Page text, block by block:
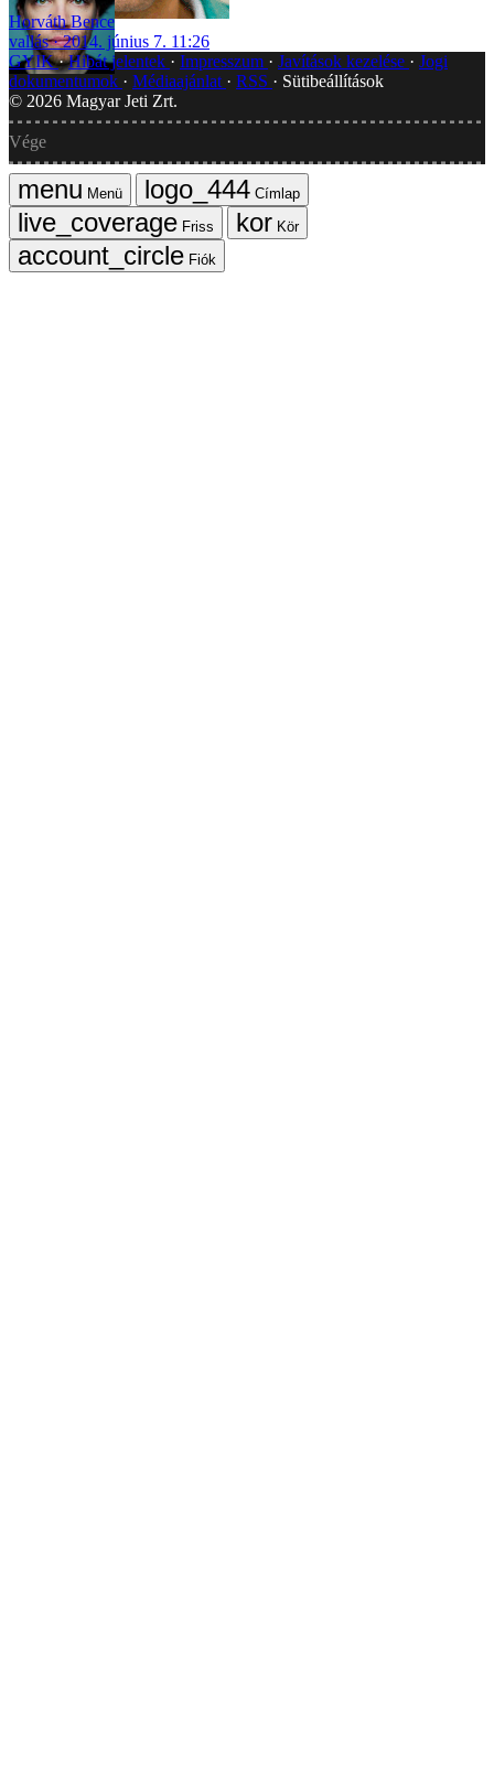
Horváth Bence
vallás
2014. június 7. 11:26
GYIK Hibát jelentek Impresszum Javítások kezelése
Jogi
dokumentumok
Médiaajánlat RSS
Sütibeállítások
© 2026 Magyar Jeti Zrt.
Vége
Menü
Címlap
Friss
Kör
Fiók